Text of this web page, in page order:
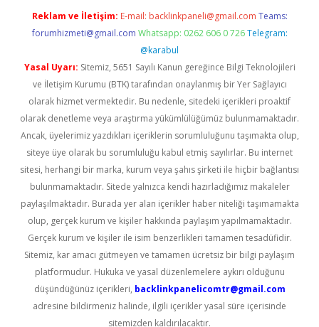
Reklam ve İletişim: E-mail: backlinkpaneli@gmail.com Teams:
forumhizmeti@gmail.com Whatsapp: 0262 606 0 726 Telegram:
@karabul
Yasal Uyarı: Sitemiz, 5651 Sayılı Kanun gereğince Bilgi Teknolojileri
ve İletişim Kurumu (BTK) tarafından onaylanmış bir Yer Sağlayıcı
olarak hizmet vermektedir. Bu nedenle, sitedeki içerikleri proaktif
olarak denetleme veya araştırma yükümlülüğümüz bulunmamaktadır.
Ancak, üyelerimiz yazdıkları içeriklerin sorumluluğunu taşımakta olup,
siteye üye olarak bu sorumluluğu kabul etmiş sayılırlar. Bu internet
sitesi, herhangi bir marka, kurum veya şahıs şirketi ile hiçbir bağlantısı
bulunmamaktadır. Sitede yalnızca kendi hazırladığımız makaleler
paylaşılmaktadır. Burada yer alan içerikler haber niteliği taşımamakta
olup, gerçek kurum ve kişiler hakkında paylaşım yapılmamaktadır.
Gerçek kurum ve kişiler ile isim benzerlikleri tamamen tesadüfidir.
Sitemiz, kar amacı gütmeyen ve tamamen ücretsiz bir bilgi paylaşım
platformudur. Hukuka ve yasal düzenlemelere aykırı olduğunu
düşündüğünüz içerikleri, backlinkpanelicomtr@gmail.com
adresine bildirmeniz halinde, ilgili içerikler yasal süre içerisinde
sitemizden kaldırılacaktır.